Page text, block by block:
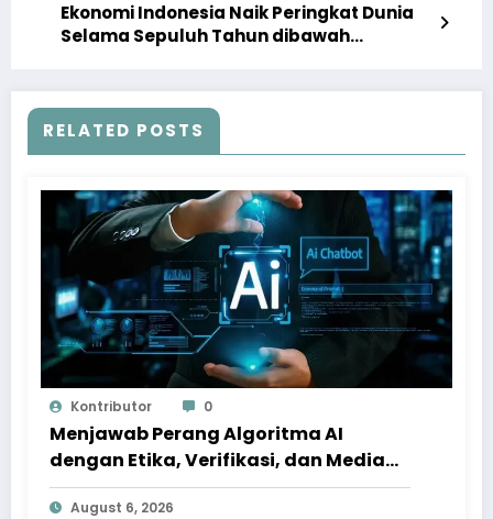
Ekonomi Indonesia Naik Peringkat Dunia
Selama Sepuluh Tahun dibawah
RELATED POSTS
Kontributor 0
Menjawab Perang Algoritma AI
dengan Etika, Verifikasi, dan Media
Tepercaya
August 6, 2026